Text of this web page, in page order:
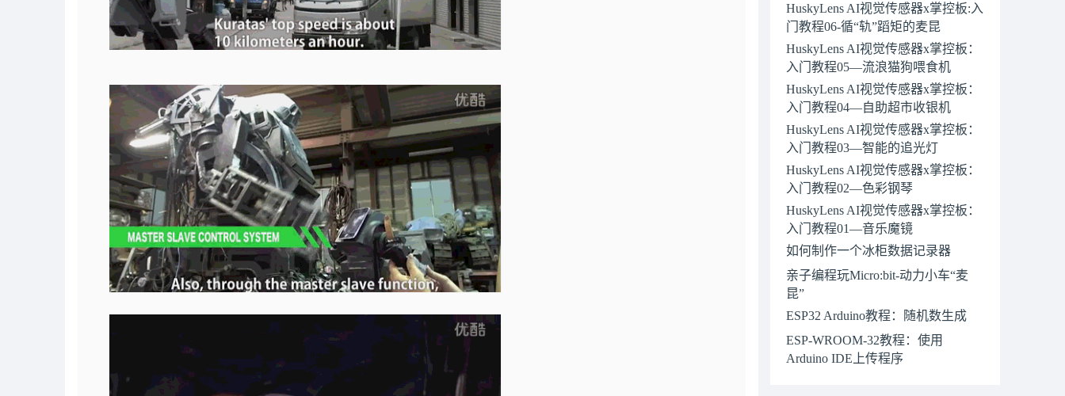
HuskyLens AI视觉传感器x掌控板:入
门教程06-循“轨”蹈矩的麦昆
HuskyLens AI视觉传感器x掌控板：
入门教程05—流浪猫狗喂食机
HuskyLens AI视觉传感器x掌控板：
入门教程04—自助超市收银机
HuskyLens AI视觉传感器x掌控板：
入门教程03—智能的追光灯
HuskyLens AI视觉传感器x掌控板：
入门教程02—色彩钢琴
HuskyLens AI视觉传感器x掌控板：
入门教程01—音乐魔镜
如何制作一个冰柜数据记录器
亲子编程玩Micro:bit-动力小车“麦
昆”
ESP32 Arduino教程：随机数生成
ESP-WROOM-32教程：使用
Arduino IDE上传程序